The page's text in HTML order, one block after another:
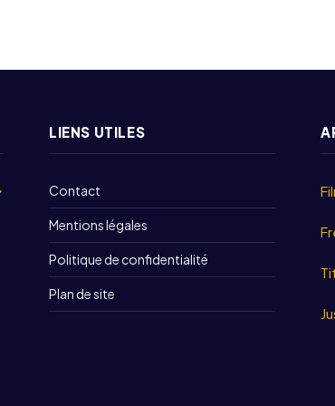
LIENS UTILES
Contact
Mentions légales
Politique de confidentialité
Plan de site